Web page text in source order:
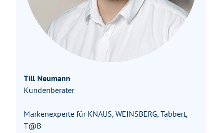
Till Neumann
Kundenberater
Markenexperte für KNAUS, WEINSBERG, Tabbert,
T@B